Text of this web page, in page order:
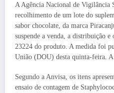
A Agência Nacional de Vigilância
recolhimento de um lote do
sabor chocolate, da marca
suspende a venda, a distribuição
23224 do produto. A medida foi
União (DOU) desta quinta-feira. A
Segundo a Anvisa, os itens
ensaio de contagem de